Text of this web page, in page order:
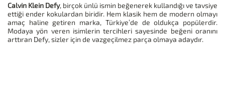
Calvin Klein Defy, birçok ünlü ismin beğenerek kullandığı ve tavsiye
ettiği ender kokulardan biridir. Hem klasik hem de modern olmayı
amaç haline getiren marka, Türkiye’de de oldukça popülerdir.
Modaya yön veren isimlerin tercihleri sayesinde beğeni oranını
arttıran Defy, sizler için de vazgeçilmez parça olmaya adaydır.